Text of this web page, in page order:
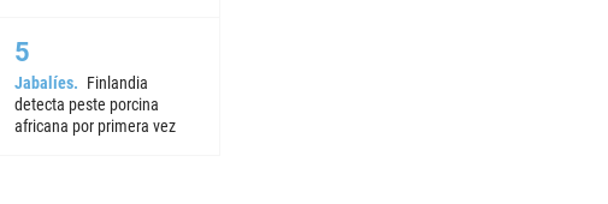
Jabalíes
Finlandia
detecta peste porcina
africana por primera vez